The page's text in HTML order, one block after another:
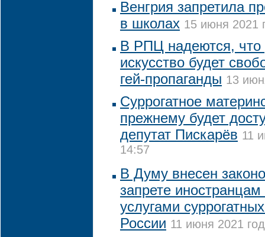
Венгрия запретила
в школах 15 июня 2021
В РПЦ надеются, что
искусство будет
гей-пропаганды 13
Суррогатное
прежнему будет
депутат Пискарёв 11
14:57
В Думу внесен
запрете иностранцам
услугами
России 11 июня 2021